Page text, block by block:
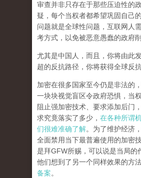
审查并非只存在于那些压迫性的
疑，每个当权者都希望巩固自己
问题就是全球性问题，互联网人
考方式，以免被恶意愚蠢的政府
尤其是中国人，而且，你将由此
超的反抗路径，你将获得全球反
加密在很多国家至今仍是非法的
一块块视觉盲区令政府恐惧，当
阻止强加密技术、要求添加后门
求究竟落实了多少， 在各种所谓
们很难准确了解。为了维护经济
全面禁用当下最普遍使用的加密
是拜GFW所赐，可以说是当局的
他们想到了另一个同样效果的方法
备案。